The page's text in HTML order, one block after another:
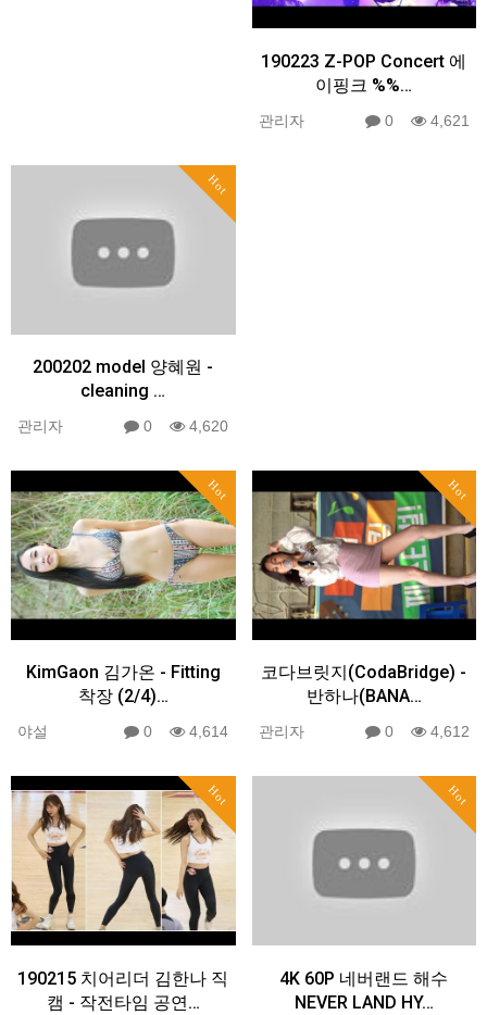
190223 Z-POP Concert 에
이핑크 %%…
관리자 0 4,621
Hot
200202 model 양혜원 -
cleaning …
관리자 0 4,620
Hot
KimGaon 김가온 - Fitting
착장 (2/4)…
야설 0 4,614
Hot
코다브릿지(CodaBridge) -
반하나(BANA…
관리자 0 4,612
Hot
190215 치어리더 김한나 직
캠 - 작전타임 공연…
Hot
4K 60P 네버랜드 해수
NEVER LAND HY…